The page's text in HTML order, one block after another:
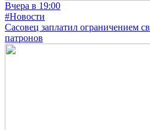
Вчера в 19:00
#Новости
Сасовец заплатил ограничением
патронов